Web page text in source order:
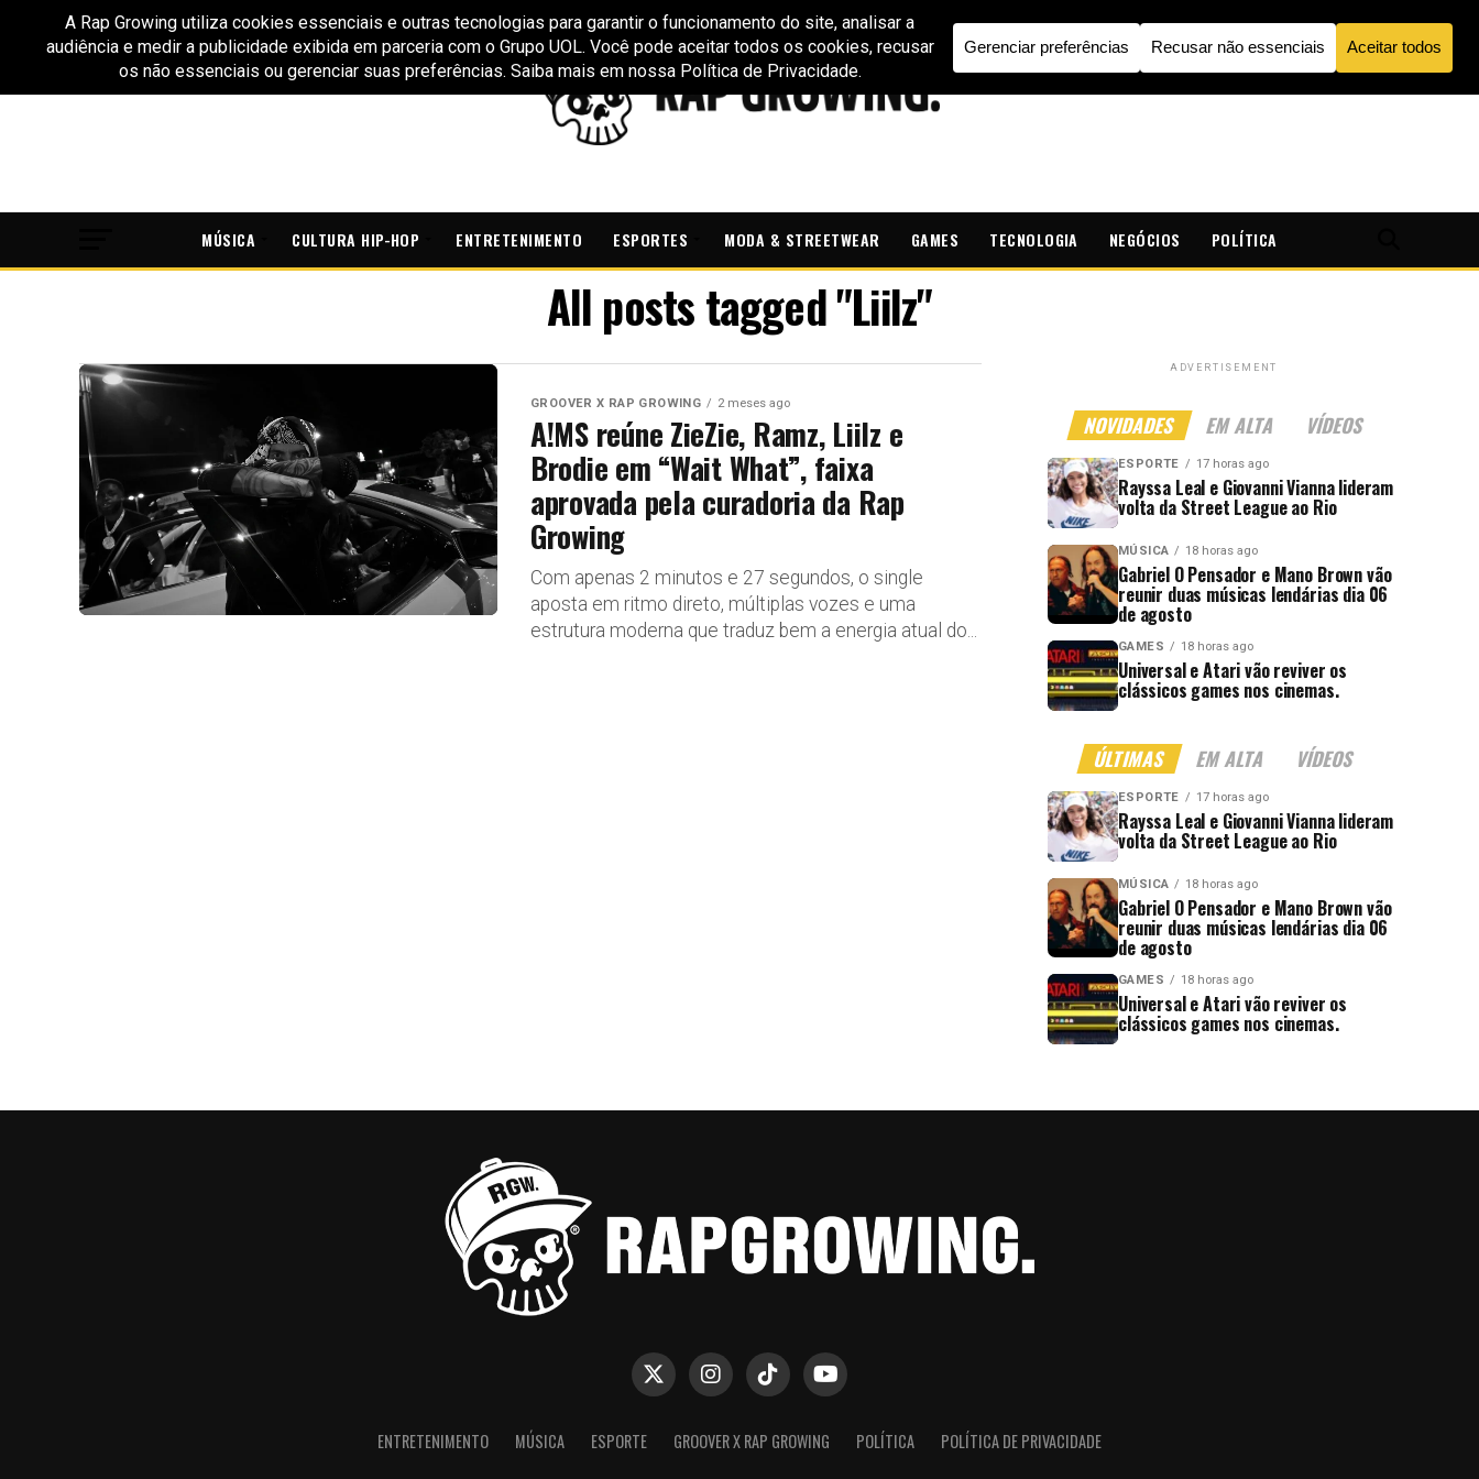
MÚSICA CULTURA HIP-HOP ENTRETENIMENTO ESPORTES MODA & STREETWEAR GAMES TECNOLOGIA NEGÓCIOS POLÍTICA
All posts tagged "Liilz"
GROOVER X RAP GROWING 2 meses ago
A!MS reúne ZieZie, Ramz, Liilz e
Brodie em “Wait What”, faixa
aprovada pela curadoria da Rap
Growing
Com apenas 2 minutos e 27 segundos, o single
aposta em ritmo direto, múltiplas vozes e uma
estrutura moderna que traduz bem a energia atual do...
ADVERTISEMENT
NOVIDADES EM ALTA VÍDEOS
ESPORTE 17 horas ago
Rayssa Leal e Giovanni Vianna lideram
volta da Street League ao Rio
MÚSICA 18 horas ago
Gabriel O Pensador e Mano Brown vão
reunir duas músicas lendárias dia 06
de agosto
GAMES 18 horas ago
Universal e Atari vão reviver os
clássicos games nos cinemas.
ÚLTIMAS EM ALTA VÍDEOS
ESPORTE 17 horas ago
Rayssa Leal e Giovanni Vianna lideram
volta da Street League ao Rio
MÚSICA 18 horas ago
Gabriel O Pensador e Mano Brown vão
reunir duas músicas lendárias dia 06
de agosto
GAMES 18 horas ago
Universal e Atari vão reviver os
clássicos games nos cinemas.
ENTRETENIMENTO MÚSICA ESPORTE GROOVER X RAP GROWING POLÍTICA POLÍTICA DE PRIVACIDADE